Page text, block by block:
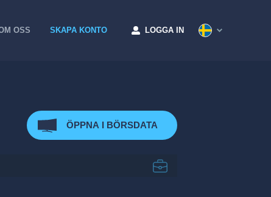
OSS SKAPA KONTO LOGGA IN
ÖPPNA I BÖRSDATA